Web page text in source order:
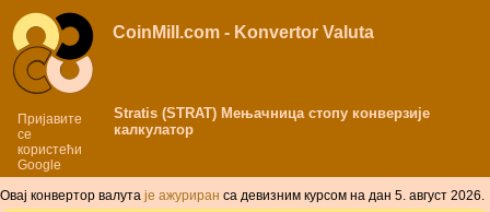
Пријавите
се
користећи
Google
CoinMill.com - Konvertor Valuta
Stratis (STRAT) Мењачница стопу конверзије
калкулатор
Овај конвертор валута је aжуриран сa дeвизним курсом нa дaн 5. август 2026.